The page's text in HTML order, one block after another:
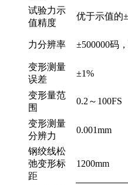
试验力示
值精度
优于示值的
力分辨率 ±500000码
变形测量
误差
±1%
变形量范
围
0.2～100FS
变形测量
分辨力
0.001mm
钢绞线松
弛变形标
距
1200mm